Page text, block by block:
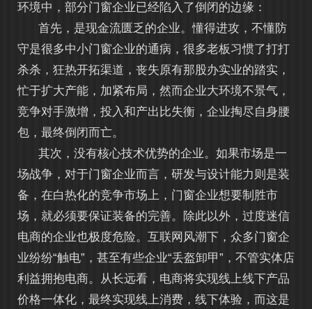
环境中，部分门窗企业已经陷入了倒闭的边缘：
首先，是现金流匮乏的企业。懂得进攻，不懂防
守是很多中小门窗企业的通病，很多老板习惯了打打
杀杀，狂热开拓渠道，丧失原有那股办实业的踏实，
忙于扩大产能，加紧布局，然而企业大环境不景气，
竞争对手激增，投入和产出比失衡，企业掏尽自身腰
包，最终倒闭而亡。
其次，没有核心技术优势的企业。如果市场是一
场战争，对于门窗企业而言，研发与设计能力则是装
备，在白热化的竞争市场上，门窗企业想要制胜市
场，就必须要保证装备的完善。除此以外，过度迷信
电商的企业也极度危险。互联网风潮下，众多门窗企
业纷纷“触电”，甚至有些企业“丢盔卸甲”，不管实体店
利益拥抱电商。从长远看，电商将实现线上线下产品
价格一体化，最终实现线上消费，线下体验，而这是